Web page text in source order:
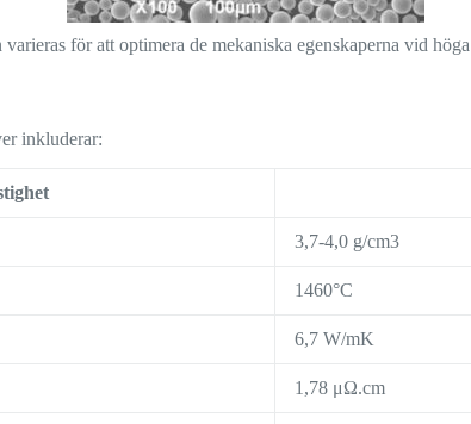
för att optimera de mekaniska egenskaperna vid
inkluderar:
3,7-4,0 g/cm3
1460°C
6,7 W/mK
1,78 μΩ.cm